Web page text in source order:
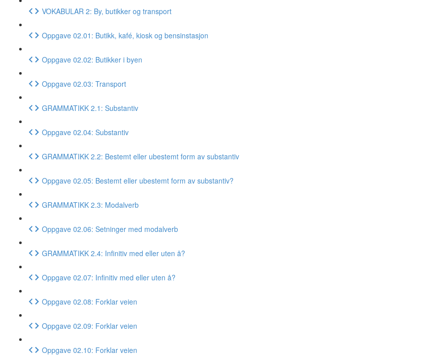
VOKABULAR 2: By, butikker og transport
Oppgave 02.01: Butikk, kafé, kiosk og bensinstasjon
Oppgave 02.02: Butikker i byen
Oppgave 02.03: Transport
GRAMMATIKK 2.1: Substantiv
Oppgave 02.04: Substantiv
GRAMMATIKK 2.2: Bestemt eller ubestemt form av substantiv
Oppgave 02.05: Bestemt eller ubestemt form av substantiv?
GRAMMATIKK 2.3: Modalverb
Oppgave 02.06: Setninger med modalverb
GRAMMATIKK 2.4: Infinitiv med eller uten å?
Oppgave 02.07: Infinitiv med eller uten å?
Oppgave 02.08: Forklar veien
Oppgave 02.09: Forklar veien
Oppgave 02.10: Forklar veien